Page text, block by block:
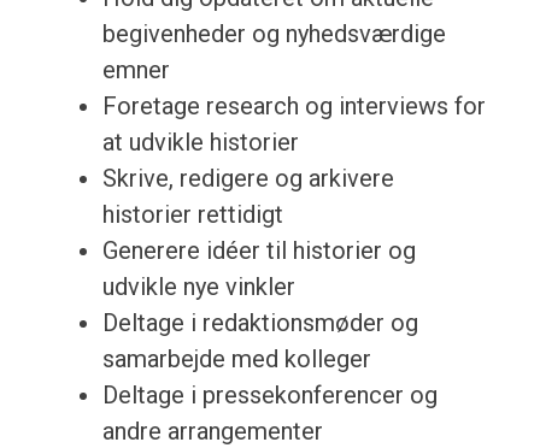
begivenheder og nyhedsværdige
emner
Foretage research og interviews for
at udvikle historier
Skrive, redigere og arkivere
historier rettidigt
Generere idéer til historier og
udvikle nye vinkler
Deltage i redaktionsmøder og
samarbejde med kolleger
Deltage i pressekonferencer og
andre arrangementer